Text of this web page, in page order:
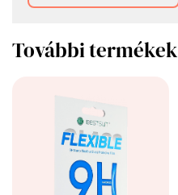
További termékek